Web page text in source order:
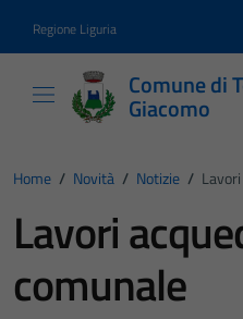
Regione Liguria
Comune di
Giacomo
Home / Novità / Notizie /
Lavori
comunale